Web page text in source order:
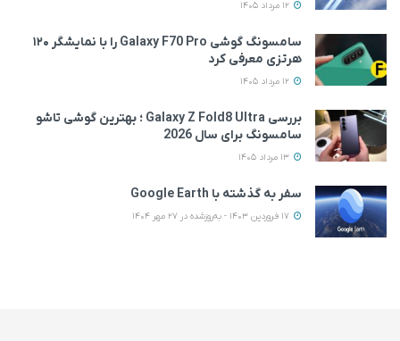
سامسونگ گوشی Galaxy F70 Pro را با نمایشگر ۱۲۰
هرتزی معرفی کرد
بررسی Galaxy Z Fold8 Ultra ؛ بهترین گوشی تاشو
سامسونگ برای سال 2026
سفر به گذشته با Google Earth